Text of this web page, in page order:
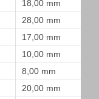
18,00 mm
28,00 mm
17,00 mm
10,00 mm
8,00 mm
20,00 mm